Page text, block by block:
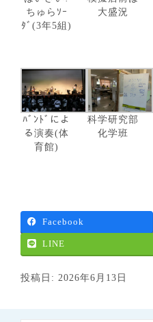
ちゅらｿｰ
ﾀﾞ(3年5組)
大盛況
ﾊﾞﾝﾄﾞによ
る演奏(体
育館)
科学研究部
化学班
Facebook
LINE
投稿日: 2026年6月13日